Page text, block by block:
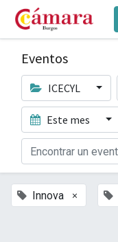
Eventos
ICECYL
Este mes
Innova ×